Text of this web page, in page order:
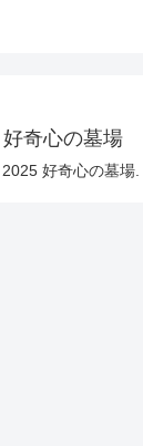
好奇心の墓場
好奇心の墓場.